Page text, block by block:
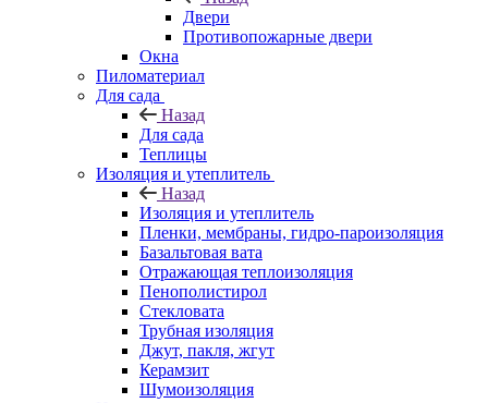
Двери
Противопожарные двери
Окна
Пиломатериал
Для сада
Назад
Для сада
Теплицы
Изоляция и утеплитель
Назад
Изоляция и утеплитель
Пленки, мембраны, гидро-пароизоляция
Базальтовая вата
Отражающая теплоизоляция
Пенополистирол
Стекловата
Трубная изоляция
Джут, пакля, жгут
Керамзит
Шумоизоляция